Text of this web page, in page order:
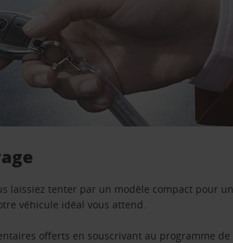
laissiez tenter par un modèle compact pour
véhicule idéal vous attend.
offerts en souscrivant au programme